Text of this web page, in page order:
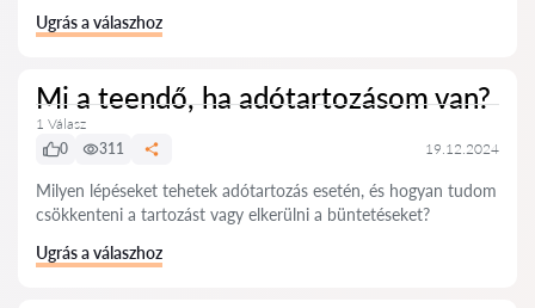
Ugrás a válaszhoz
Mi a teendő, ha adótartozásom van?
1 Válasz
0
311 19.12.2024
Milyen lépéseket tehetek adótartozás esetén, és hogyan tudom
csökkenteni a tartozást vagy elkerülni a büntetéseket?
Ugrás a válaszhoz